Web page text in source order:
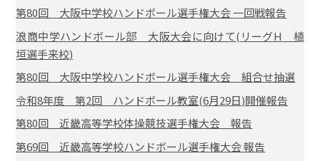
第80回 大阪中学校ハンドボール選手権大会 一回戦報告
浪商中学ハンドボール部 大阪大会に向けて(リーグH 植
垣選手来校)
第80回 大阪中学校ハンドボール選手権大会 組合せ抽選
令和8年度 第2回 ハンドボール教室(6月29日)開催報告
第80回 近畿高等学校体操競技選手権大会 報告
第69回 近畿高等学校ハンドボール選手権大会 報告